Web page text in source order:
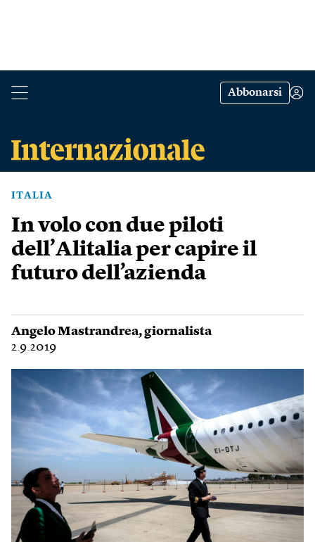
Abbonarsi
ITALIA
In volo con due piloti
dell’Alitalia per capire il
futuro dell’azienda
Angelo Mastrandrea, giornalista
2.9.2019